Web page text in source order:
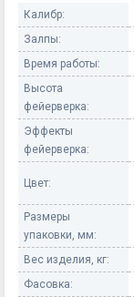
Калибр:
Залпы:
Время работы:
Высота
фейерверка:
Эффекты
фейерверка:
Цвет:
Размеры
упаковки, мм:
Вес изделия, кг:
Фасовка: